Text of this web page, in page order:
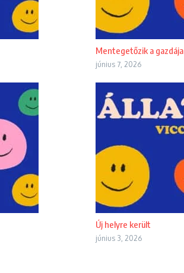
Mentegetőzik a gazdája
június 7, 2026
Új helyre került
június 3, 2026